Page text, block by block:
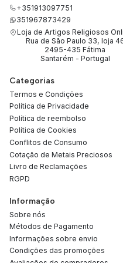
+351913097751
351967873429
Loja de Artigos Religiosos
Rua de São Paulo 33, loja
2495-435 Fátima
Santarém - Portugal
Categorias
Termos e Condições
Política de Privacidade
Política de reembolso
Política de Cookies
Conflitos de Consumo
Cotação de Metais Preciosos
Livro de Reclamações
RGPD
Informação
Sobre nós
Métodos de Pagamento
Informações sobre envio
Condições das promoções